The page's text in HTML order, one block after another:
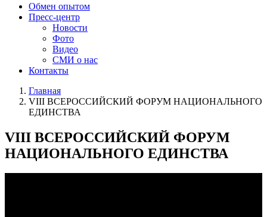
Обмен опытом
Пресс-центр
Новости
Фото
Видео
СМИ о нас
Контакты
Главная
VIII ВСЕРОССИЙСКИЙ ФОРУМ НАЦИОНАЛЬНОГО
ЕДИНСТВА
VIII ВСЕРОССИЙСКИЙ ФОРУМ
НАЦИОНАЛЬНОГО ЕДИНСТВА